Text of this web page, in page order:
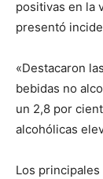
positivas en la
presentó
«Destacaron
bebidas no
un 2,8 por
alcohólicas
Los